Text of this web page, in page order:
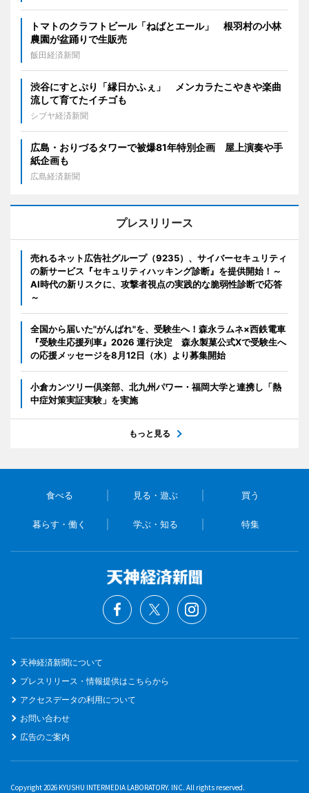
トマトのクラフトビール「ねばとエール」 根羽村の小林
農園が盆踊りで生販売
飯田経済新聞
渋谷にすとぷり「縁日かふぇ」 メンカラたこやきや楽曲
流して育てたイチゴも
シブヤ経済新聞
広島・おりづるタワーで被爆81年特別企画 屋上演奏や手
紙企画も
広島経済新聞
プレスリリース
売れるネット広告社グループ（9235）、サイバーセキュリティ
の新サービス『セキュリティハッキング診断』を提供開始！～
AI時代の新リスクに、攻撃者視点の実践的な脆弱性診断で応答
～
全国から届いた"がんばれ"を、受験生へ！森永ラムネ×西鉄電車
『受験生応援列車』2026 運行決定 森永製菓公式Xで受験生へ
の応援メッセージを8月12日（水）より募集開始
小倉カンツリー倶楽部、北九州パワー・福岡大学と連携し「熱
中症対策実証実験」を実施
もっと見る
食べる 見る・遊ぶ 買う
暮らす・働く 学ぶ・知る 特集
天神経済新聞について
プレスリリース・情報提供はこちらから
アクセスデータの利用について
お問い合わせ
広告のご案内
Copyright 2026 KYUSHU INTERMEDIA LABORATORY. INC. All rights reserved.